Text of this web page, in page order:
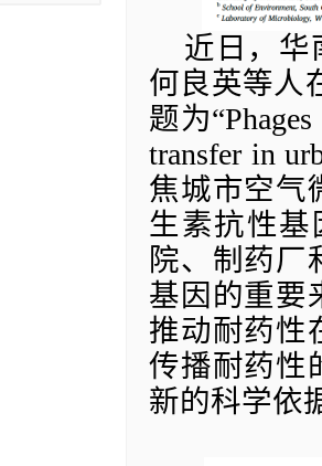
近日，华
何良英等人
题为“
transfer in
焦城市空气
生素抗性基
院、制药厂
基因的重要
推动耐药性
传播耐药性
新的科学依